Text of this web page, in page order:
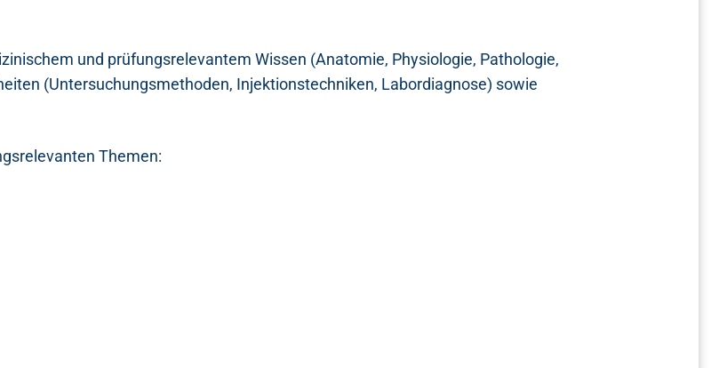
und prüfungsrelevantem Wissen (Anatomie, Physiologie, Pathologie,
(Untersuchungsmethoden, Injektionstechniken, Labordiagnose) sowie
Themen: